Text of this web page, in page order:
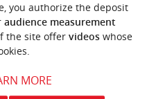
:05/02/2026 à 03:55:20
Office de Tourisme Andernos
you authorize the deposit
audience measurement
the site offer videoswhose
MORE